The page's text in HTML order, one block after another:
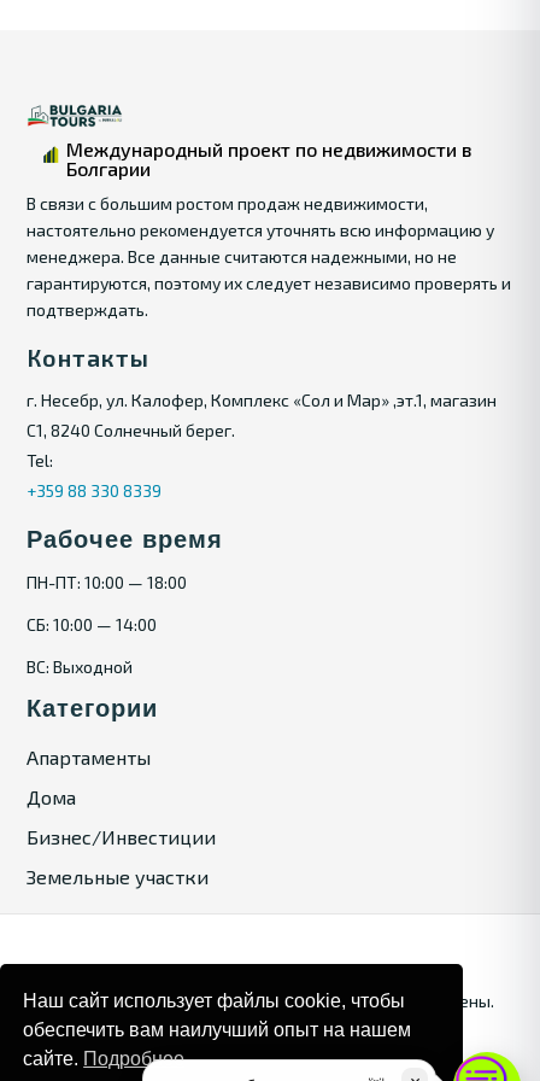
Международный проект по недвижимости в
Болгарии
В связи с большим ростом продаж недвижимости,
настоятельно рекомендуется уточнять всю информацию у
менеджера. Все данные считаются надежными, но не
гарантируются, поэтому их следует независимо проверять и
подтверждать.
Контакты
г. Несебр, ул. Калофер, Комплекс «Сол и Мар» ,эт.1, магазин
С1, 8240 Солнечный берег.
Tel:
+359 88 330 8339
Рабочее время
ПН-ПТ: 10:00 — 18:00
СБ: 10:00 — 14:00
ВС: Выходной
Категории
Апартаменты
Дома
Бизнес/Инвестиции
Земельные участки
© 2025. Bulgaria Tours by Inrealr4u. Все права зашищены.
Карта сайта Политика конфиденциальности
Наш сайт использует файлы cookie, чтобы
обеспечить вам наилучший опыт на нашем
сайте. Подробнее